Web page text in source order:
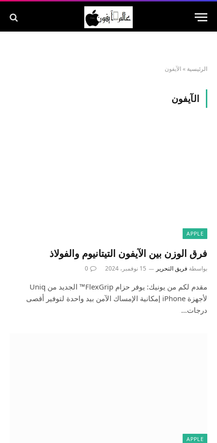
الرئيسية » الآيفون
الآيفون
APPLE
فرق الوزن بين الآيفون التيتانيوم والفولاذ
بواسطة فريق التحرير 15 نوفمبر، 2024 0
مقدم لكم من يونيك: يوفر حزام FlexGrip™ الجديد من Uniq
لأجهزة iPhone إمكانية الإمساك الآمن بيد واحدة لتوفير أقصى
درجات…
APPLE